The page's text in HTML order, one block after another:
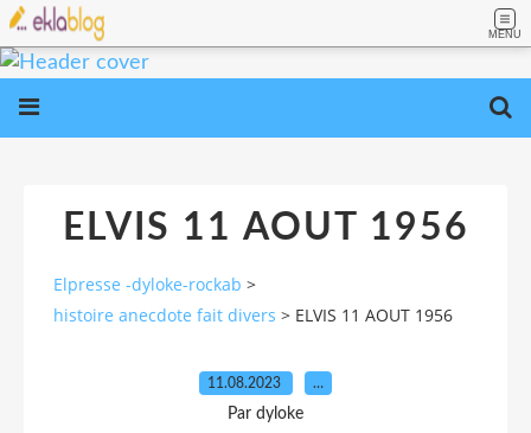
MENU
ELVIS 11 AOUT 1956
Elpresse -dyloke-rockab >
histoire anecdote fait divers > ELVIS 11 AOUT 1956
11.08.2023 …
Par dyloke